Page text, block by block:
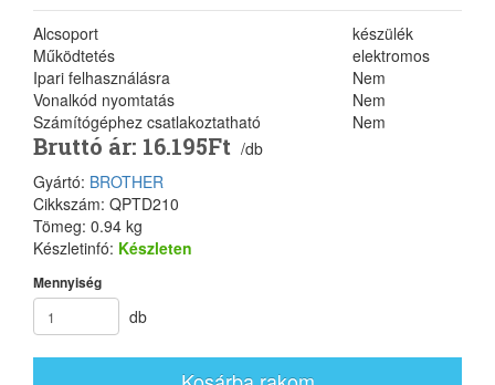
Alcsoport
készülék
Működtetés
elektromos
Ipari felhasználásra
Nem
Vonalkód nyomtatás
Nem
Számítógéphez csatlakoztatható
Nem
Bruttó ár: 16.195Ft /db
Gyártó: BROTHER
Cikkszám: QPTD210
Tömeg: 0.94 kg
Készletinfó: Készleten
Mennyiség
db